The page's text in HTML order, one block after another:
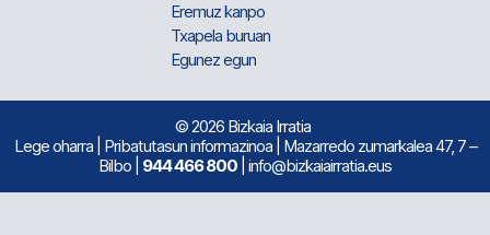
Eremuz kanpo
Txapela buruan
Egunez egun
© 2026 Bizkaia Irratia
Lege oharra| Pribatutasun informazinoa| Mazarredo zumarkalea 47, 7 –
Bilbo | 944 466 800 | info@bizkaiairratia.eus